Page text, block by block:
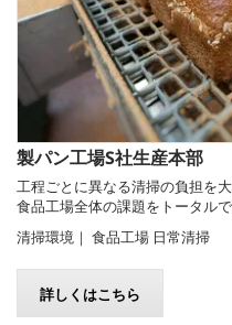
製パン工場S社生産本部
工程ごとに異なる清掃の負担を
食品工場全体の課題をトータル
清掃環境｜ 食品工場 日常清掃
詳しくはこちら